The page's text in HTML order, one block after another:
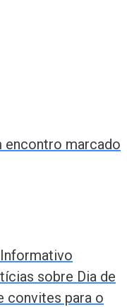
encontro marcado
sobre Dia de
convites para o